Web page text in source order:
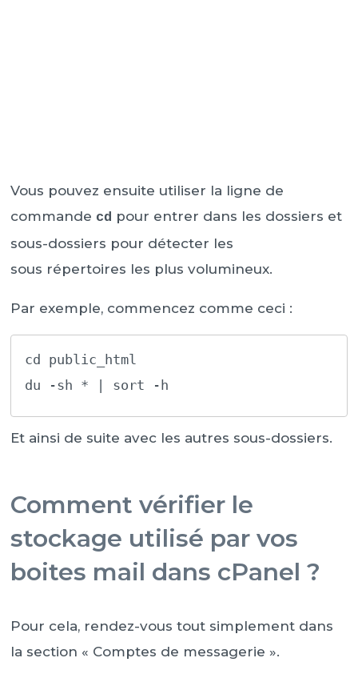
Vous pouvez ensuite utiliser la ligne de
commande cd pour entrer dans les dossiers et
sous-dossiers pour détecter les
sous répertoires les plus volumineux.
Par exemple, commencez comme ceci :
cd public_html
du -sh * | sort -h
Et ainsi de suite avec les autres sous-dossiers.
Comment vérifier le
stockage utilisé par vos
boites mail dans cPanel ?
Pour cela, rendez-vous tout simplement dans
la section « Comptes de messagerie ».